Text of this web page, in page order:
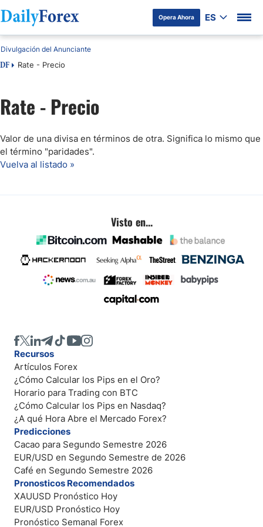
Opera Ahora ES
DF Rate - Precio
Divulgación del Anunciante
Rate - Precio
Valor de una divisa en términos de otra. Significa lo mismo que
el término "paridades".
Vuelva al listado »
Visto en...
Recursos
Artículos Forex
¿Cómo Calcular los Pips en el Oro?
Horario para Trading con BTC
¿Cómo Calcular los Pips en Nasdaq?
¿A qué Hora Abre el Mercado Forex?
Predicciones
Cacao para Segundo Semestre 2026
EUR/USD en Segundo Semestre de 2026
Café en Segundo Semestre 2026
Pronosticos Recomendados
XAUUSD Pronóstico Hoy
EUR/USD Pronóstico Hoy
Pronóstico Semanal Forex